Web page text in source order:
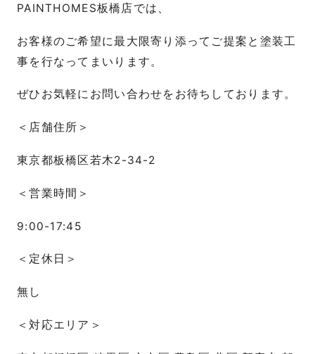
PAINTHOMES板橋店では、
お客様のご希望に最大限寄り添ってご提案と塗装工
事を行なってまいります。
ぜひお気軽にお問い合わせをお待ちしております。
＜店舗住所＞
東京都板橋区若木2-34-2
＜営業時間＞
9:00-17:45
＜定休日＞
無し
＜対応エリア＞